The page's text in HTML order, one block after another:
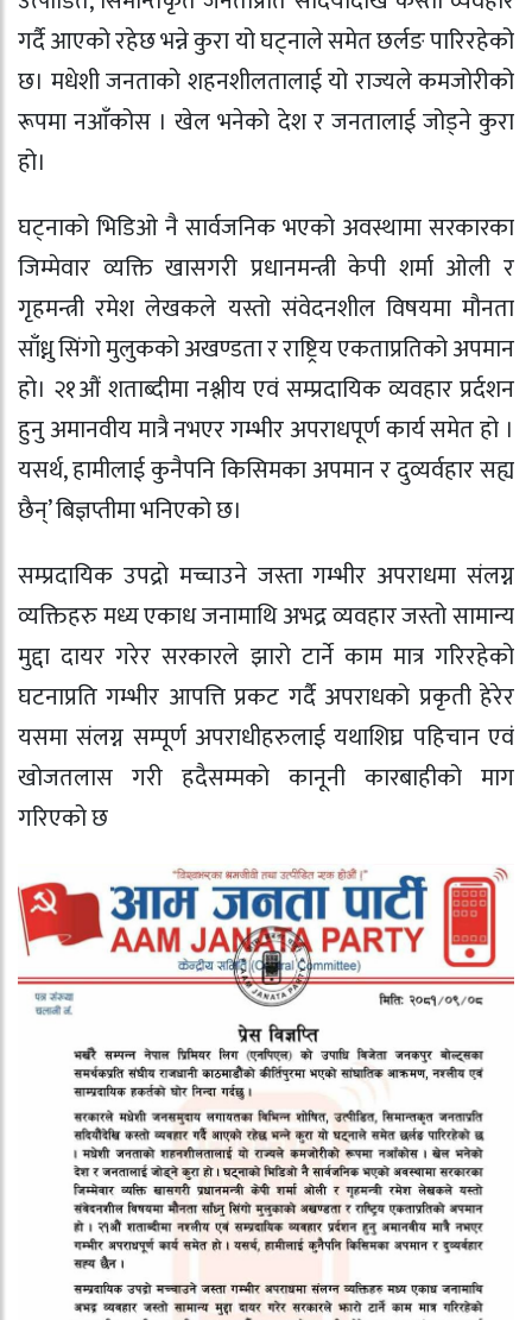
गर्दै आएको रहेछ भन्ने कुरा यो घट्नाले समेत छर्लङ पारिरहेको
छ। मधेशी जनताको शहनशीलतालाई यो राज्यले कमजोरीको
रूपमा नआँकोस । खेल भनेको देश र जनतालाई जोड्ने कुरा
हो।
घट्नाको भिडिओ नै सार्वजनिक भएको अवस्थामा सरकारका
जिम्मेवार व्यक्ति खासगरी प्रधानमन्त्री केपी शर्मा ओली र
गृहमन्त्री रमेश लेखकले यस्तो संवेदनशील विषयमा मौनता
साँध्नु सिंगो मुलुकको अखण्डता र राष्ट्रिय एकताप्रतिको अपमान
हो। २१औं शताब्दीमा नश्लीय एवं सम्प्रदायिक व्यवहार प्रर्दशन
हुनु अमानवीय मात्रै नभएर गम्भीर अपराधपूर्ण कार्य समेत हो ।
यसर्थ, हामीलाई कुनैपनि किसिमका अपमान र दुव्यर्वहार सह्य
छैन्’ बिज्ञप्तीमा भनिएको छ।
सम्प्रदायिक उपद्रो मच्चाउने जस्ता गम्भीर अपराधमा संलग्न
व्यक्तिहरु मध्य एकाध जनामाथि अभद्र व्यवहार जस्तो सामान्य
मुद्दा दायर गरेर सरकारले झारो टार्ने काम मात्र गरिरहेको
घटनाप्रति गम्भीर आपत्ति प्रकट गर्दै अपराधको प्रकृती हेरेर
यसमा संलग्न सम्पूर्ण अपराधीहरुलाई यथाशिघ्र पहिचान एवं
खोजतलास गरी हदैसम्मको कानूनी कारबाहीको माग
गरिएको छ